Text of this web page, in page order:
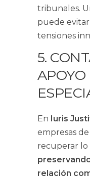
tribunales.
puede
tensiones
5.
APOYO
En Iuris
empresas
recuperar lo
relación